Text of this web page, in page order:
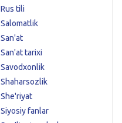
Rus tili
Salomatlik
San'at
San'at tarixi
Savodxonlik
Shaharsozlik
She'riyat
Siyosiy fanlar